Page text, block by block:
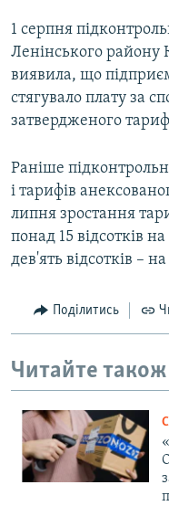
1 серпня
Ленінського району
виявила, що
стягувало плату за
затвердженого
Раніше
і тарифів
липня зростання
понад 15 відсотків
дев'ять відсотків –
Поділитись
Читайте також